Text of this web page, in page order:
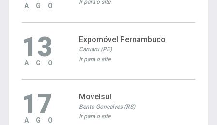
AGO Ir para o site
13
AGO
Expomóvel Pernambuco
Caruaru (PE)
Ir para o site
17
AGO
Movelsul
Bento Gonçalves (RS)
Ir para o site